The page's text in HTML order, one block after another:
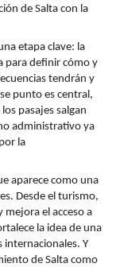
de Salta con la
etapa clave: la
para definir cómo y
tendrán y
punto es central,
pasajes salgan
administrativo ya
la
aparece como una
Desde el turismo,
mejora el acceso a
la idea de una
internacionales. Y
de Salta como